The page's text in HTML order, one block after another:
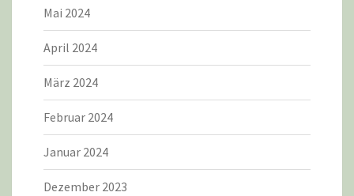
Mai 2024
April 2024
März 2024
Februar 2024
Januar 2024
Dezember 2023